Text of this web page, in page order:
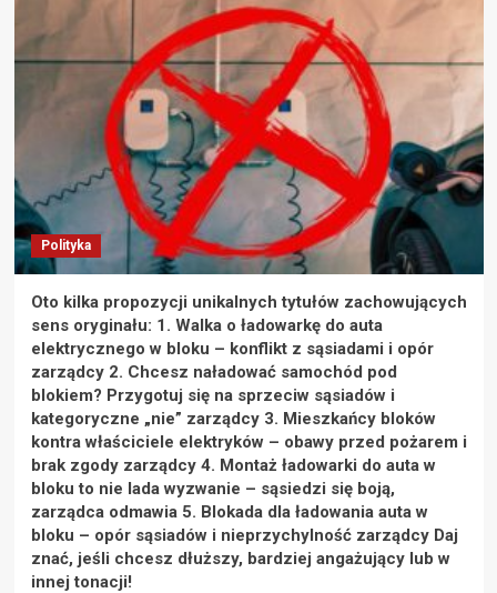
Polityka
Oto kilka propozycji unikalnych tytułów zachowujących
sens oryginału: 1. Walka o ładowarkę do auta
elektrycznego w bloku – konflikt z sąsiadami i opór
zarządcy 2. Chcesz naładować samochód pod
blokiem? Przygotuj się na sprzeciw sąsiadów i
kategoryczne „nie” zarządcy 3. Mieszkańcy bloków
kontra właściciele elektryków – obawy przed pożarem i
brak zgody zarządcy 4. Montaż ładowarki do auta w
bloku to nie lada wyzwanie – sąsiedzi się boją,
zarządca odmawia 5. Blokada dla ładowania auta w
bloku – opór sąsiadów i nieprzychylność zarządcy Daj
znać, jeśli chcesz dłuższy, bardziej angażujący lub w
innej tonacji!